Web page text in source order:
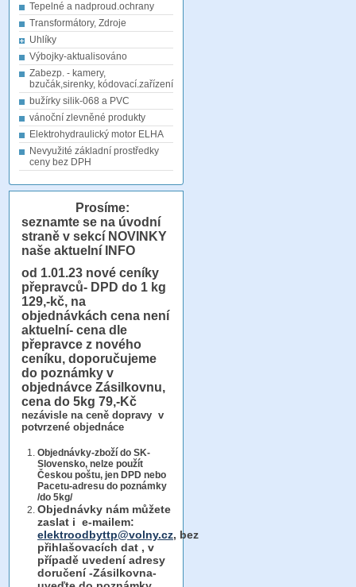
Tepelné a nadproud.ochrany
Transformátory, Zdroje
Uhlíky
Výbojky-aktualisováno
Zabezp. - kamery,
bzučák,sirenky, kódovací.zařízení
bužírky silik-068 a PVC
vánoční zlevněné produkty
Elektrohydraulický motor ELHA
Nevyužité základní prostředky
ceny bez DPH
Prosíme:
seznamte se na úvodní
straně v sekcí NOVINKY
naše aktuelní INFO
od 1.01.23 nové ceníky
přepravců- DPD do 1 kg
129,-kč, na
objednávkách cena není
aktuelní- cena dle
přepravce z nového
ceníku, doporučujeme
do poznámky v
objednávce Zásilkovnu,
cena do 5kg 79,-Kč
nezávisle na ceně dopravy v
potvrzené objednáce
Objednávky-zboží do SK-
Slovensko, nelze použít
Českou poštu, jen DPD nebo
Pacetu-adresu do poznámky
/do 5kg/
Objednávky nám můžete
zaslat i e-mailem:
elektroodbyttp@volny.cz, bez
přihlašovacích dat , v
případě uvedení adresy
doručení -Zásilkovna-